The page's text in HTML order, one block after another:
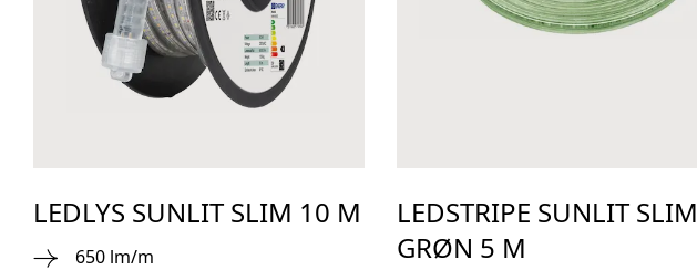
LEDLYS SUNLIT SLIM 10 M
650 lm/m
LEDSTRIPE SUNLIT SLIM
GRØN 5 M